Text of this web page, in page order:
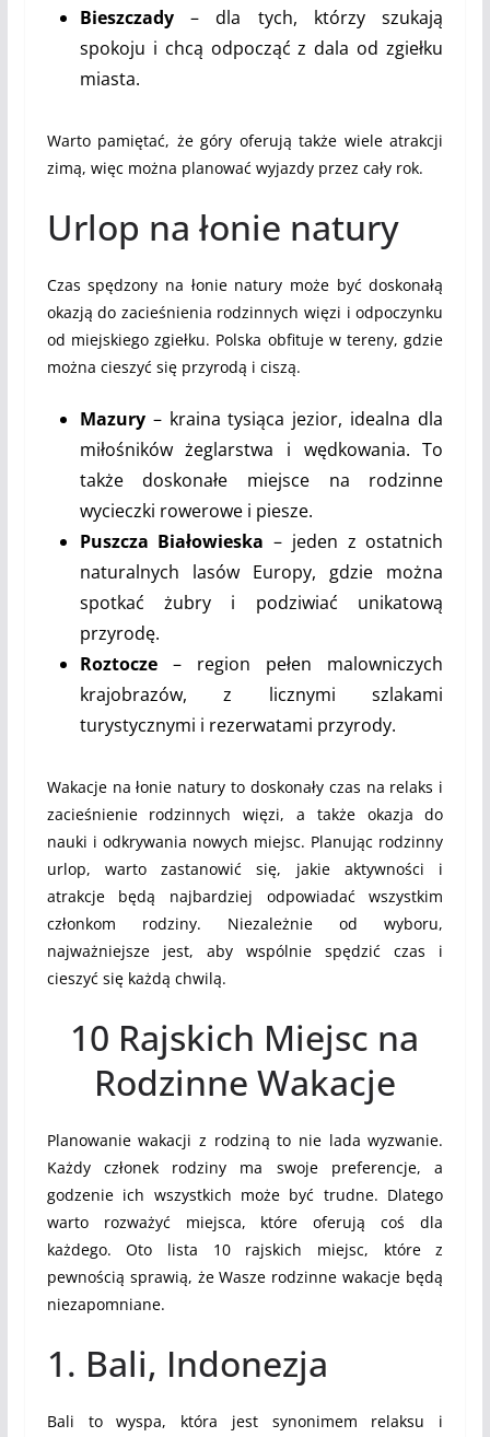
Bieszczady– dla tych, którzy szukają
spokoju i chcą odpocząć z dala od zgiełku
miasta.
Warto pamiętać, że góry oferują także wiele atrakcji
zimą, więc można planować wyjazdy przez cały rok.
Urlop na łonie natury
Czas spędzony na łonie natury może być doskonałą
okazją do zacieśnienia rodzinnych więzi i odpoczynku
od miejskiego zgiełku. Polska obfituje w tereny, gdzie
można cieszyć się przyrodą i ciszą.
Mazury– kraina tysiąca jezior, idealna dla
miłośników żeglarstwa i wędkowania. To
także doskonałe miejsce na rodzinne
wycieczki rowerowe i piesze.
Puszcza Białowieska – jeden z ostatnich
naturalnych lasów Europy, gdzie można
spotkać żubry i podziwiać unikatową
przyrodę.
Roztocze– region pełen malowniczych
krajobrazów, z licznymi szlakami
turystycznymi i rezerwatami przyrody.
Wakacje na łonie natury to doskonały czas na relaks i
zacieśnienie rodzinnych więzi, a także okazja do
nauki i odkrywania nowych miejsc. Planując rodzinny
urlop, warto zastanowić się, jakie aktywności i
atrakcje będą najbardziej odpowiadać wszystkim
członkom rodziny. Niezależnie od wyboru,
najważniejsze jest, aby wspólnie spędzić czas i
cieszyć się każdą chwilą.
10 Rajskich Miejsc na
Rodzinne Wakacje
Planowanie wakacji z rodziną to nie lada wyzwanie.
Każdy członek rodziny ma swoje preferencje, a
godzenie ich wszystkich może być trudne. Dlatego
warto rozważyć miejsca, które oferują coś dla
każdego. Oto lista 10 rajskich miejsc, które z
pewnością sprawią, że Wasze rodzinne wakacje będą
niezapomniane.
1. Bali, Indonezja
Bali to wyspa, która jest synonimem relaksu i